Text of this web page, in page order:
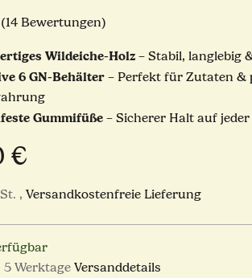
(14 Bewertungen)
Wildeiche-Holz– Stabil, langlebig
6 GN-Behälter– Perfekt für Zutaten &
Gummifüße– Sicherer Halt auf
€
, Versandkostenfreie Lieferung
5 Werktage Versanddetails